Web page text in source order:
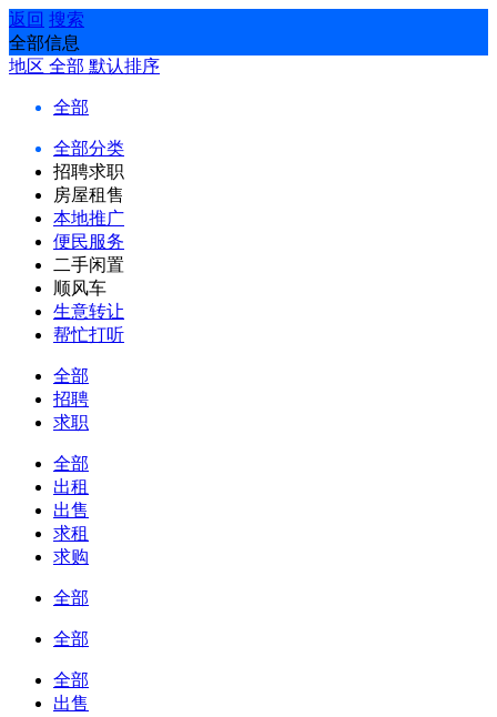
返回 搜索
全部信息
地区 全部 默认排序
全部
全部分类
招聘求职
房屋租售
本地推广
便民服务
二手闲置
顺风车
生意转让
帮忙打听
全部
招聘
求职
全部
出租
出售
求租
求购
全部
全部
全部
出售